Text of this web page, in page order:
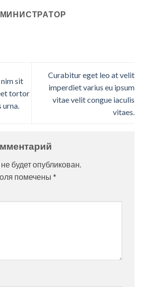
sit
tortor
Curabitur eget leo at velit
imperdiet varius eu ipsum
vitae velit congue iaculis
vitaes.
будет опубликован.
помечены *